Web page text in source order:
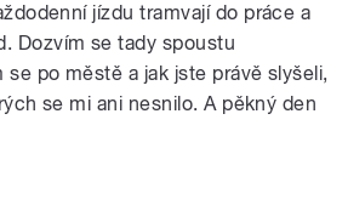
jízdu tramvají do práce a
Dozvím se tady spoustu
se po městě a jak jste právě slyšeli,
se mi ani nesnilo. A pěkný den